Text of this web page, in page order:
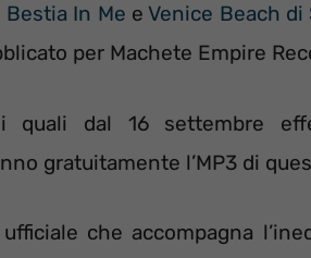
Bestia In Me eVenice Beach di
per Machete Empire
quali dal 16 settembre
gratuitamente l’MP3 di
che accompagna